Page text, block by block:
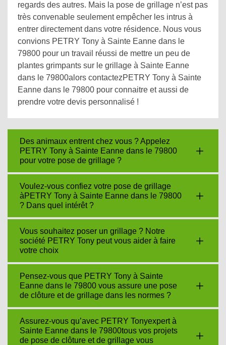
regards des autres. Mais la pose de grillage n’est pas
très convenable seulement empêcher les intrus à
entrer directement dans votre résidence. Nous vous
convions PETRY Tony à Sainte Eanne dans le
79800 pour un travail réussi de mettre un peu de
plantes grimpants sur le grillage à Sainte Eanne
dans le 79800alors contactezPETRY Tony à Sainte
Eanne dans le 79800 pour connaitre et aussi de
prendre votre devis personnalisé !
Des animaux entrent chez vous ? Appelez
PETRY Tony à Sainte Eanne dans le 79800
pour votre pose de grillage ?
Voulez-vous confiez votre pose de grillage
àPETRY Tony à Sainte Eanne dans le 79800
? Dans quel intérêt ?
Vous souhaitez poser un grillage ? Notre
société PETRY Tony peut vous aider à faire
votre choix
Pensez-vous que PETRY Tony à Sainte
Eanne dans le 79800 vous assure une pose
de clôture et de grillage dans les normes ?
Assurez-vous qu’avec PETRY Tonyexpert à
Sainte Eanne dans le 79800tous vos projets
de pose de clôture et de grillage vous